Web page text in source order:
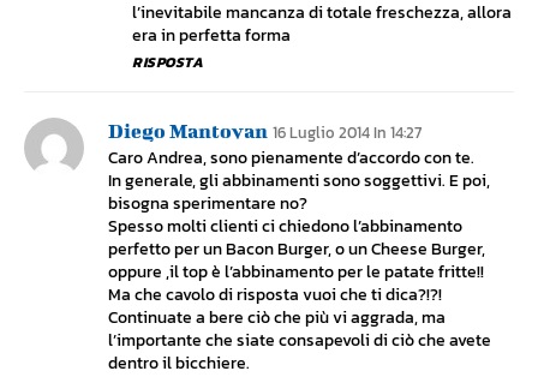
l’inevitabile mancanza di totale freschezza, allora
era in perfetta forma
RISPOSTA
Diego Mantovan 16 Luglio 2014 In 14:27
Caro Andrea, sono pienamente d’accordo con te.
In generale, gli abbinamenti sono soggettivi. E poi,
bisogna sperimentare no?
Spesso molti clienti ci chiedono l’abbinamento
perfetto per un Bacon Burger, o un Cheese Burger,
oppure ,il top è l’abbinamento per le patate fritte!!
Ma che cavolo di risposta vuoi che ti dica?!?!
Continuate a bere ciò che più vi aggrada, ma
l’importante che siate consapevoli di ciò che avete
dentro il bicchiere.